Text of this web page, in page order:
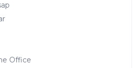
Office